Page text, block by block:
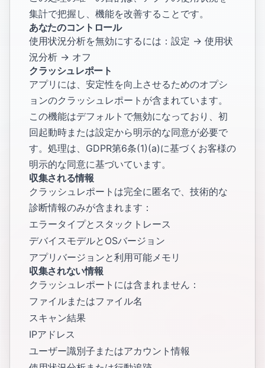
集計で把握し、機能を改善することです。
あなたのコントロール
使用状況分析を無効にするには：設定 → 使用状
況分析 → オフ
クラッシュレポート
アプリには、安定性を向上させるためのオプシ
ョンのクラッシュレポートが含まれています。
この機能はデフォルトで無効になっており、初
回起動時または設定から明示的な同意が必要で
す。処理は、GDPR第6条(1)(a)に基づくお客様の
明示的な同意に基づいています。
収集される情報
クラッシュレポートは完全に匿名で、技術的な
診断情報のみが含まれます：
エラータイプとスタックトレース
デバイスモデルとOSバージョン
アプリバージョンと利用可能メモリ
収集されない情報
クラッシュレポートには含まれません：
ファイルまたはファイル名
スキャン結果
IPアドレス
ユーザー識別子またはアカウント情報